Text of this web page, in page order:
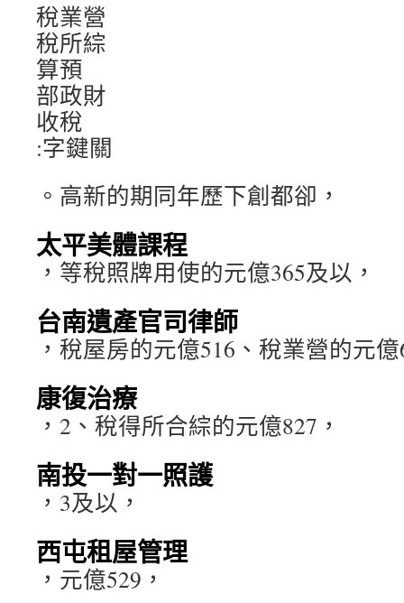
稅業營
稅所綜
算預
部政財
收稅
:字鍵關
。高新的期同年歷下創都卻，
太平美體課程
，等稅照牌用使的元億365及以，
台南遺產官司律師
，稅屋房的元億516、稅業營的元
康復治療
，2、稅得所合綜的元億827，
南投一對一照護
，3及以，
西屯租屋管理
，元億529，